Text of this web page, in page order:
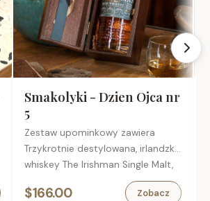
Smakolyki - Dzien Ojca nr
5
Zestaw upominkowy zawiera
Trzykrotnie destylowana, irlandzka
whiskey The Irishman Single Malt,
Francuskie trufle czekoladowe, 50
$166.00 Zobacz